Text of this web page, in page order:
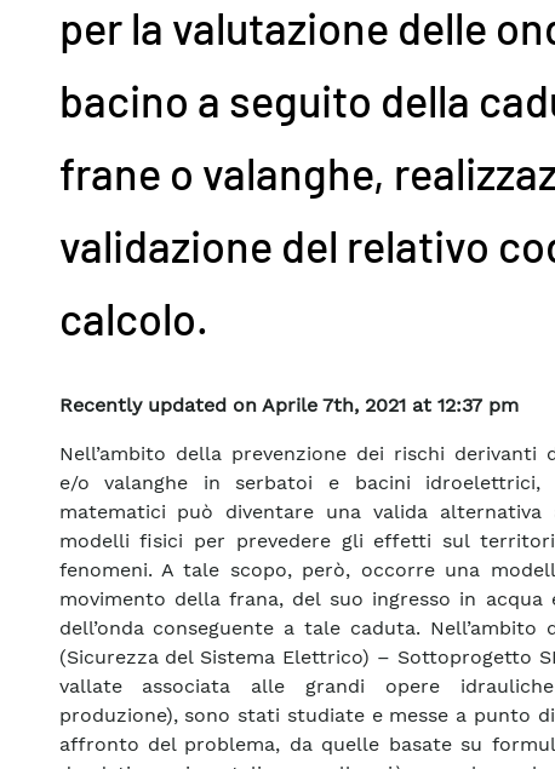
per la valutazione delle
bacino a seguito della
frane o valanghe,
validazione del relativo
calcolo.
Recently updated on Aprile 7th, 2021 at 12:37 pm
Nell’ambito della prevenzione dei rischi derivanti
e/o valanghe in serbatoi e bacini idroelettrici,
matematici può diventare una valida alternativa
modelli fisici per prevedere gli effetti sul
fenomeni. A tale scopo, però, occorre una
movimento della frana, del suo ingresso in acqua
dell’onda conseguente a tale caduta. Nell’ambito
(Sicurezza del Sistema Elettrico) – Sottoprogetto
vallate associata alle grandi opere
produzione), sono stati studiate e messe a punto
affronto del problema, da quelle basate su